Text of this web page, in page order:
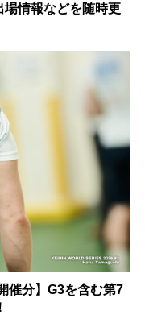
情報などを随時更
催分】G3を含む第7